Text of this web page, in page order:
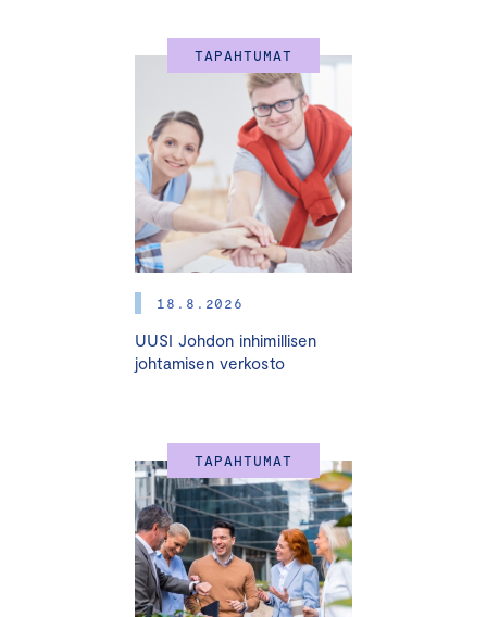
TAPAHTUMAT
18.8.2026
UUSI Johdon inhimillisen
johtamisen verkosto
TAPAHTUMAT